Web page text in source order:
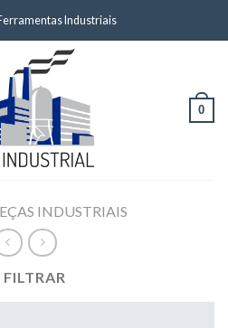
Industriais
0
INDUSTRIAIS
FILTRAR